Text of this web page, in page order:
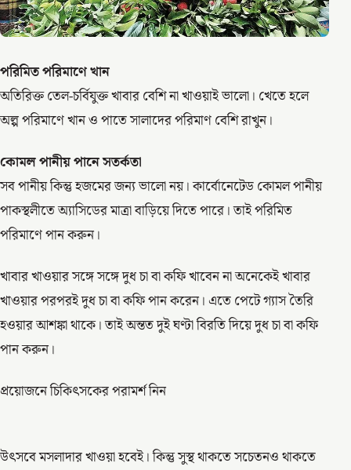
পরিমিত পরিমাণে খান
অতিরিক্ত তেল-চর্বিযুক্ত খাবার বেশি না খাওয়াই ভালো। খেতে হলে
অল্প পরিমাণে খান ও পাতে সালাদের পরিমাণ বেশি রাখুন।
কোমল পানীয় পানে সতর্কতা
সব পানীয় কিন্তু হজমের জন্য ভালো নয়। কার্বোনেটেড কোমল পানীয়
পাকস্থলীতে অ্যাসিডের মাত্রা বাড়িয়ে দিতে পারে। তাই পরিমিত
পরিমাণে পান করুন।
খাবার খাওয়ার সঙ্গে সঙ্গে দুধ চা বা কফি খাবেন না অনেকেই খাবার
খাওয়ার পরপরই দুধ চা বা কফি পান করেন। এতে পেটে গ্যাস তৈরি
হওয়ার আশঙ্কা থাকে। তাই অন্তত দুই ঘণ্টা বিরতি দিয়ে দুধ চা বা কফি
পান করুন।
প্রয়োজনে চিকিৎসকের পরামর্শ নিন
উৎসবে মসলাদার খাওয়া হবেই। কিন্তু সুস্থ থাকতে সচেতনও থাকতে